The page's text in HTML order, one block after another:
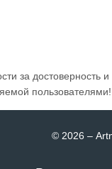
за достоверность и
пользователями!
© 2026 –